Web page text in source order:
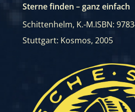
Sterne finden – ganz einfach
Schittenhelm, K.-M.ISBN:
Stuttgart: Kosmos, 2005